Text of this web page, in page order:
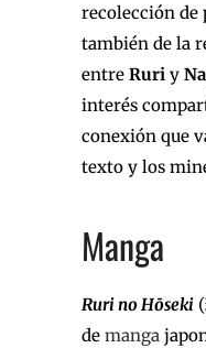
recolección de
también de la
entre Ruri y
interés
conexión que
texto y los
Manga
Ruri no Hōseki (
de manga